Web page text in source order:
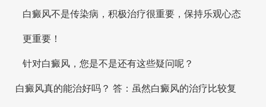
白癜风不是传染病，积极治疗很重要，保持乐观心态
更重要！
针对白癜风，您是不是还有这些疑问呢？
白癜风真的能治好吗？ 答：虽然白癜风的治疗比较复